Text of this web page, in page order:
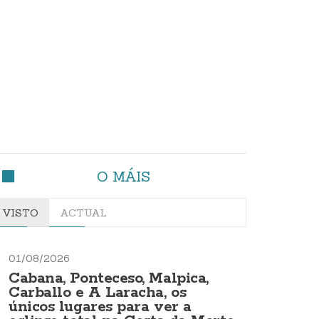
O MÁIS
VISTO ACTUAL
01/08/2026
Cabana, Ponteceso, Malpica,
Carballo e A Laracha, os
únicos lugares para ver a